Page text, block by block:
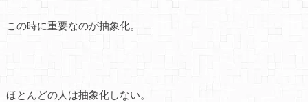
この時に重要なのが抽象化。
ほとんどの人は抽象化しない。